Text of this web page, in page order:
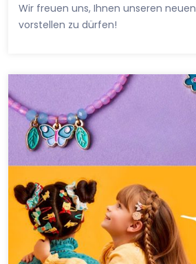
Wir freuen uns, Ihnen unseren
vorstellen zu dürfen!